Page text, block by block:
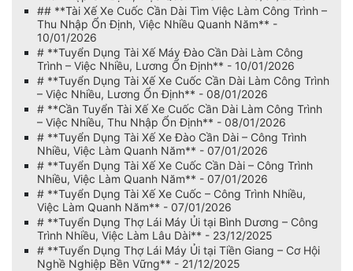
## **Tài Xế Xe Cuốc Cần Dài Tìm Việc Làm Công Trình –
Thu Nhập Ổn Định, Việc Nhiều Quanh Năm** -
10/01/2026
# **Tuyển Dụng Tài Xế Máy Đào Cần Dài Làm Công
Trình – Việc Nhiều, Lương Ổn Định** - 10/01/2026
# **Tuyển Dụng Tài Xế Xe Cuốc Cần Dài Làm Công Trình
– Việc Nhiều, Lương Ổn Định** - 08/01/2026
# **Cần Tuyển Tài Xế Xe Cuốc Cần Dài Làm Công Trình
– Việc Nhiều, Thu Nhập Ổn Định** - 08/01/2026
# **Tuyển Dụng Tài Xế Xe Đào Cần Dài – Công Trình
Nhiều, Việc Làm Quanh Năm** - 07/01/2026
# **Tuyển Dụng Tài Xế Xe Cuốc Cần Dài – Công Trình
Nhiều, Việc Làm Quanh Năm** - 07/01/2026
# **Tuyển Dụng Tài Xế Xe Cuốc – Công Trình Nhiều,
Việc Làm Quanh Năm** - 07/01/2026
# **Tuyển Dụng Thợ Lái Máy Ủi tại Bình Dương – Công
Trình Nhiều, Việc Làm Lâu Dài** - 23/12/2025
# **Tuyển Dụng Thợ Lái Máy Ủi tại Tiền Giang – Cơ Hội
Nghề Nghiệp Bền Vững** - 21/12/2025